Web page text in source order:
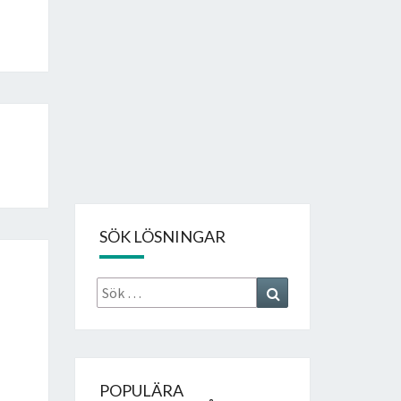
SÖK LÖSNINGAR
Sök
efter:
POPULÄRA